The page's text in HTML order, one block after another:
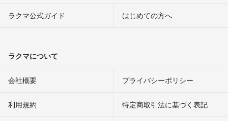
ラクマ公式ガイド はじめての方へ
ラクマについて
会社概要 プライバシーポリシー
利用規約 特定商取引法に基づく表記